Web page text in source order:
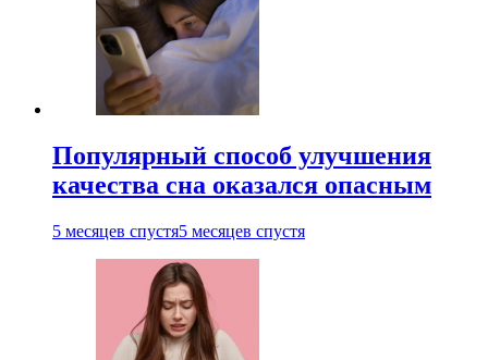
Популярный способ улучшения
качества сна оказался опасным
5 месяцев спустя5 месяцев спустя